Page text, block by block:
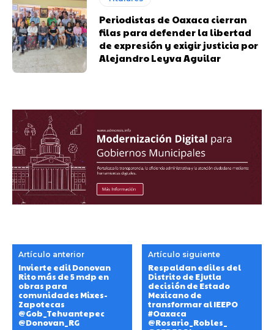
Periodistas de Oaxaca cierran
filas para defender la libertad
de expresión y exigir justicia por
Alejandro Leyva Aguilar
Artículo anterior
Invierte edil Donovan
Rito más de 5 mdp en
obras para
comunidades Mixes-
Zapotecas
@Gob_Tehuantepec
@Donovan_RG
Artículo siguiente
Respaldan ediles del
Distrito de Ejutla
decisión de Estado
Mexicano de
transformar al IEEPO
#Oaxaca
@Rosario_Robles_